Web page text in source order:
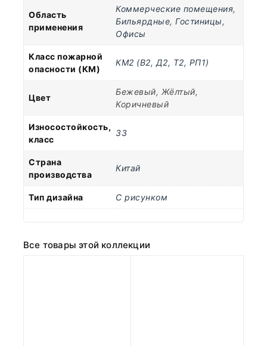
Область
применения
Коммерческие помещения,
Бильярдные, Гостиницы,
Офисы
Класс пожарной
опасности (КМ)
КМ2 (В2, Д2, Т2, РП1)
Цвет
Бежевый, Жёлтый,
Коричневый
Износостойкость,
класс
33
Страна
производства
Китай
Тип дизайна С рисунком
Все товары этой коллекции